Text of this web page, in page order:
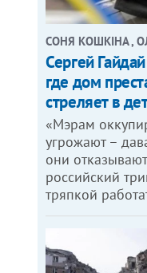
СОНЯ КОШКІНА ,
Сергей
где дом
стреляет в
«Мэрам
угрожают –
они
российский
тряпкой